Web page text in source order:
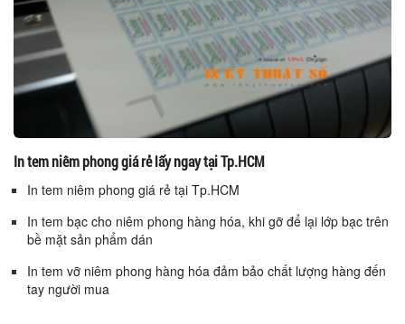
In tem niêm phong giá rẻ lấy ngay tại Tp.HCM
In tem niêm phong giá rẻ tại Tp.HCM
In tem bạc cho niêm phong hàng hóa, khi gỡ để lại lớp bạc trên
bề mặt sản phẩm dán
In tem vỡ niêm phong hàng hóa đảm bảo chất lượng hàng đến
tay người mua